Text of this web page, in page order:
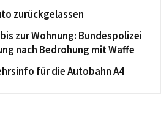
zurückgelassen
zur Wohnung: Bundespolizei
nach Bedrohung mit Waffe
für die Autobahn A4